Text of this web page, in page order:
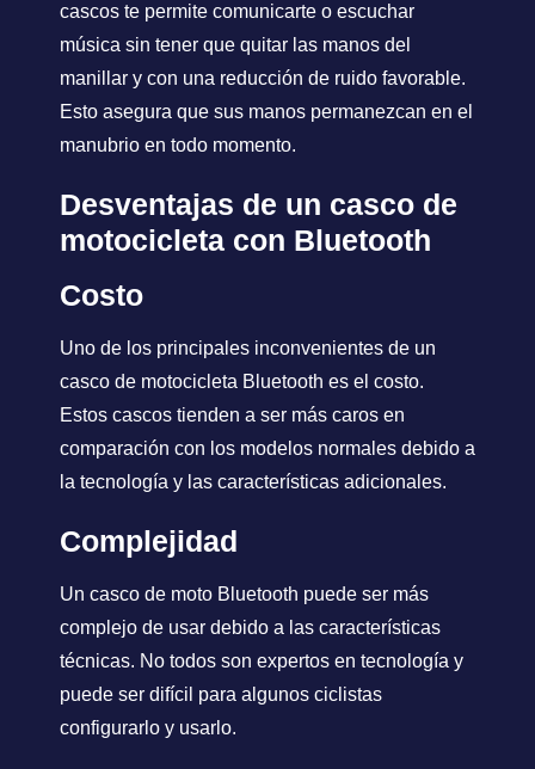
cascos te permite comunicarte o escuchar
música sin tener que quitar las manos del
manillar y con una reducción de ruido favorable.
Esto asegura que sus manos permanezcan en el
manubrio en todo momento.
Desventajas de un casco de
motocicleta con Bluetooth
Costo
Uno de los principales inconvenientes de un
casco de motocicleta Bluetooth es el costo.
Estos cascos tienden a ser más caros en
comparación con los modelos normales debido a
la tecnología y las características adicionales.
Complejidad
Un casco de moto Bluetooth puede ser más
complejo de usar debido a las características
técnicas. No todos son expertos en tecnología y
puede ser difícil para algunos ciclistas
configurarlo y usarlo.